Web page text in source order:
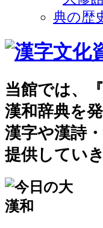
当館では、
漢和辞典を
漢字や漢詩
提供していき